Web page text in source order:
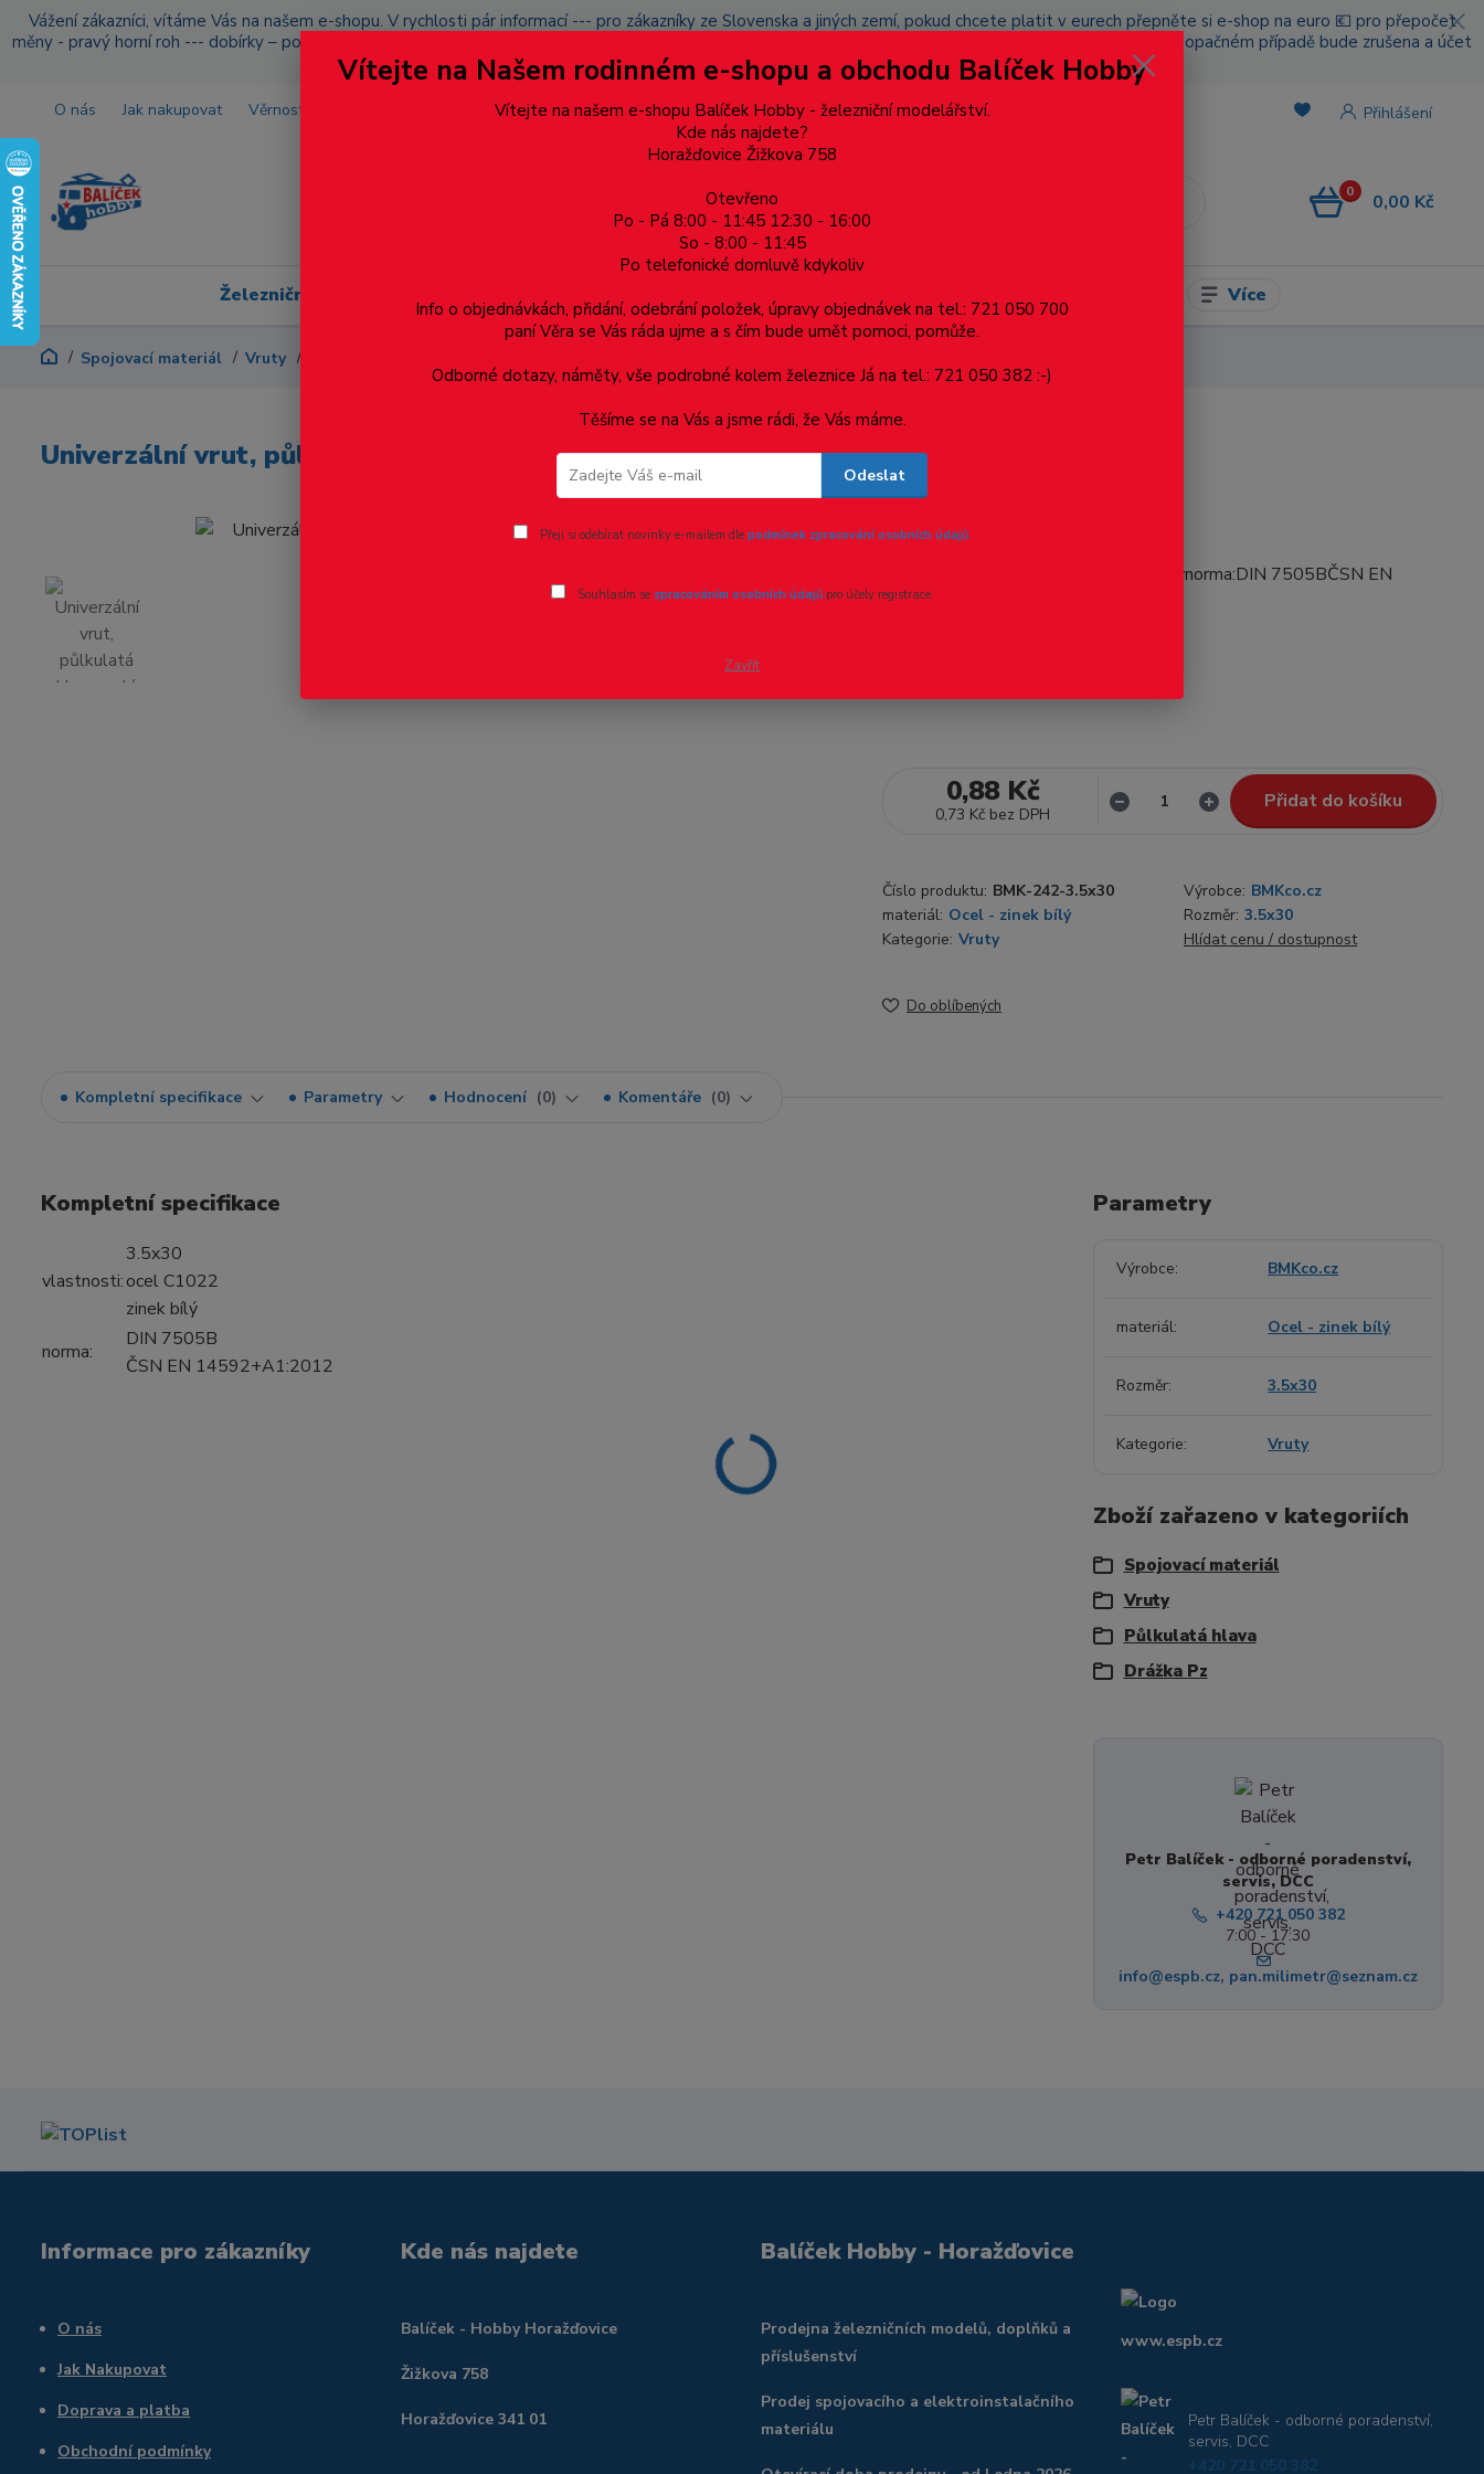
Vážení zákazníci, vítáme Vás na našem e-shopu. V rychlosti pár informací --- pro zákazníky ze Slovenska a jiných zemí, pokud chcete platit v eurech přepněte si e-shop na euro 💶 pro přepočet
měny - pravý horní roh --- dobírky – pokud si z nějakého důvodu zásilku nevyzvednete, bude po domluvě zaslána znovu s opětovnou platbou za poštovné, v opačném případě bude zrušena a účet
přidán na blacklist a rušeny následující objednávky.
O nás Jak nakupovat Věrnostní program Doprava a platba Více Přihlášení
0 0,00 Kč
Železniční modelářství Dárkové poukazy, upomínkové předměty Více
Spojovací materiál Vruty
Univerzální vrut, půlkulatá hlava, celý závit, drážka Pozidrive, zinek bílý, 3.5x30 mm
vlastnosti:3.5x30ocel C1022zinek bílýnorma:DIN 7505BČSN EN
14592+A1:2012
0,88 Kč
0,73 Kč bez DPH
Přidat do košíku
Číslo produktu: BMK-242-3.5x30 Výrobce: BMKco.cz
materiál: Ocel - zinek bílý Rozměr: 3.5x30
Kategorie: Vruty Hlídat cenu / dostupnost
Do oblíbených
Kompletní specifikace Parametry Hodnocení 0 Komentáře 0
Kompletní specifikace
vlastnosti:
3.5x30
ocel C1022
zinek bílý
norma:
DIN 7505B
ČSN EN 14592+A1:2012
Parametry
Výrobce BMKco.cz
materiál Ocel - zinek bílý
Rozměr 3.5x30
Kategorie Vruty
Zboží zařazeno v kategoriích
Spojovací materiál
Vruty
Půlkulatá hlava
Drážka Pz
Petr Balíček - odborné poradenství,
servis, DCC
+420 721 050 382
7:00 - 17:30
info@espb.cz, pan.milimetr@seznam.cz
Informace pro zákazníky
O nás
Jak Nakupovat
Doprava a platba
Obchodní podmínky
Kde nás najdete
Balíček - Hobby Horažďovice
Žižkova 758
Horažďovice 341 01
Balíček Hobby - Horažďovice
Prodejna železničních modelů, doplňků a
příslušenství
Prodej spojovacího a elektroinstalačního
materiálu
www.espb.cz
Petr Balíček - odborné poradenství,
servis, DCC
+420 721 050 382
Vítejte na Našem rodinném e-shopu a obchodu Balíček Hobby
Vítejte na našem e-shopu Balíček Hobby - železniční modelářství.
Kde nás najdete?
Horažďovice Žižkova 758
Otevřeno
Po - Pá 8:00 - 11:45 12:30 - 16:00
So - 8:00 - 11:45
Po telefonické domluvě kdykoliv
Info o objednávkách, přidání, odebrání položek, úpravy objednávek na tel.: 721 050 700
paní Věra se Vás ráda ujme a s čím bude umět pomoci, pomůže.
Odborné dotazy, náměty, vše podrobné kolem železnice Já na tel.: 721 050 382 :-)
Těšíme se na Vás a jsme rádi, že Vás máme.
Odeslat
Přeji si odebírat novinky e-mailem dle podmínek zpracování osobních údajů.
Souhlasím se zpracováním osobních údajůpro účely registrace.
Zavřít